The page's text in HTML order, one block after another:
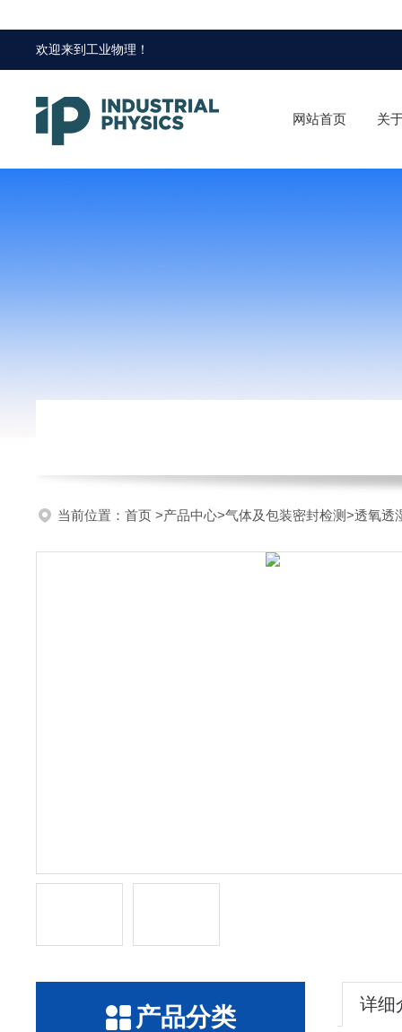
欢迎来到 工业物理 ！
网站首页 关
当前位置： 首页 >产品中心>气体及包装密封检测>透氧透
产品分类 详细